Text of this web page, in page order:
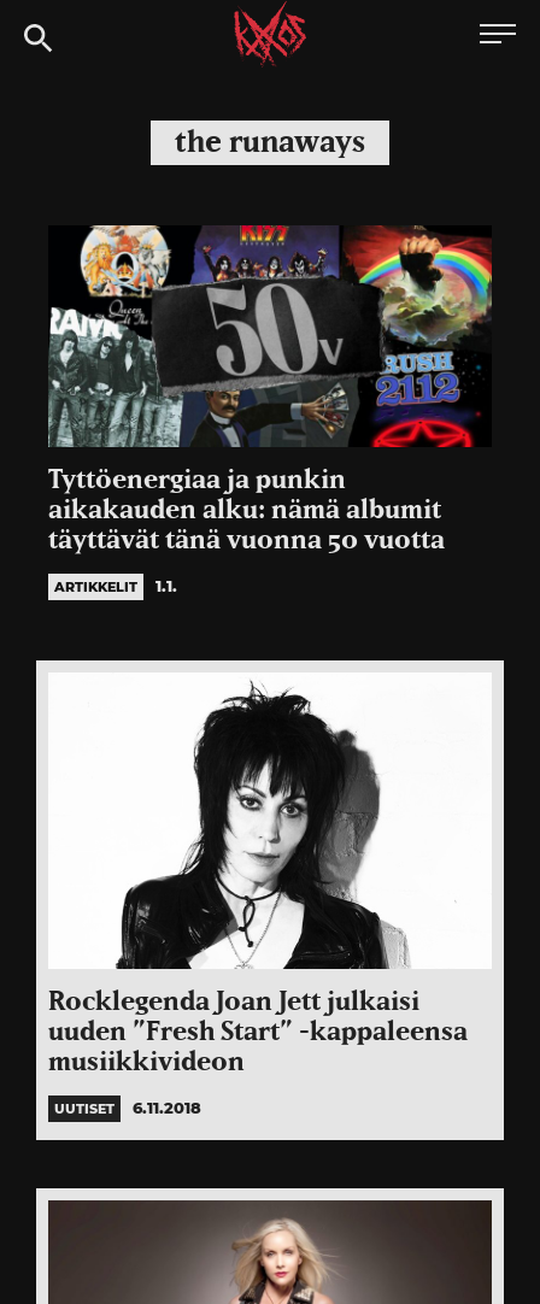
Siirry
suoraan
Kaaoszine
the runaways
Tyttöenergiaa ja punkin
aikakauden alku: nämä albumit
täyttävät tänä vuonna 50 vuotta
ARTIKKELIT 1.1.
Rocklegenda Joan Jett julkaisi
uuden ”Fresh Start” -kappaleensa
musiikkivideon
UUTISET 6.11.2018